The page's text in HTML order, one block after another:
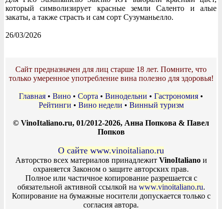
который символизирует красные земли Саленто и алые
закаты, а также страсть и сам сорт Сузуманьелло.
26/03/2026
Сайт предназначен для лиц старше 18 лет. Помните, что
только умеренное употребление вина полезно для здоровья!
Главная • Вино • Сорта • Винодельни • Гастрономия •
Рейтинги • Вино недели • Винный туризм
© VinoItaliano.ru, 01/2012-2026, Анна Попкова & Павел
Попков
О сайте www.vinoitaliano.ru
Авторство всех материалов принадлежит VinoItalianoи
охраняется Законом о защите авторских прав.
Полное или частичное копирование разрешается с
обязательной активной ссылкой на www.vinoitaliano.ru.
Копирование на бумажные носители допускается только с
согласия автора.